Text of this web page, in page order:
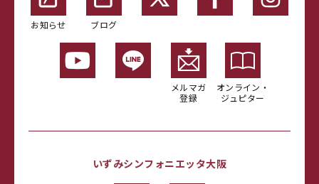
お知らせ ブログ
メルマガ
登録
オンライン・
ジュピター
いずみシンフォニエッタ大阪